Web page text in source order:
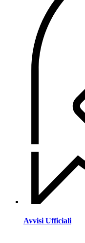
Avvisi Ufficiali